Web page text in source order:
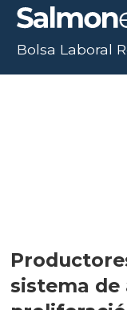
sistema
Bolsa Laboral